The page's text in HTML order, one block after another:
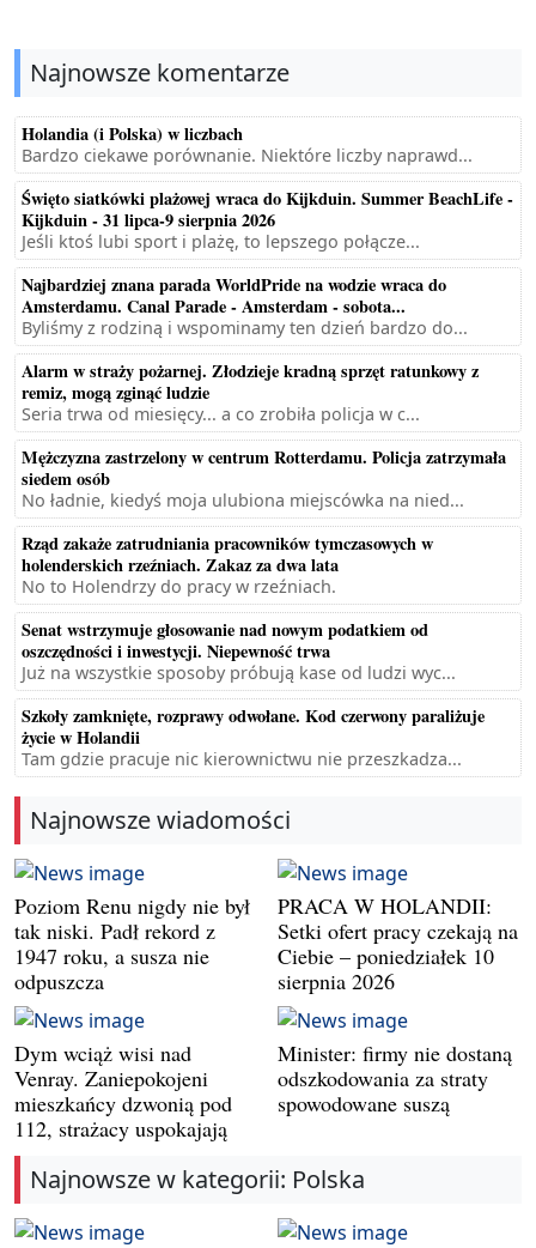
Najnowsze komentarze
Holandia (i Polska) w liczbach
Bardzo ciekawe porównanie. Niektóre liczby naprawd...
Święto siatkówki plażowej wraca do Kijkduin. Summer BeachLife -
Kijkduin - 31 lipca-9 sierpnia 2026
Jeśli ktoś lubi sport i plażę, to lepszego połącze...
Najbardziej znana parada WorldPride na wodzie wraca do
Amsterdamu. Canal Parade - Amsterdam - sobota...
Byliśmy z rodziną i wspominamy ten dzień bardzo do...
Alarm w straży pożarnej. Złodzieje kradną sprzęt ratunkowy z
remiz, mogą zginąć ludzie
Seria trwa od miesięcy... a co zrobiła policja w c...
Mężczyzna zastrzelony w centrum Rotterdamu. Policja zatrzymała
siedem osób
No ładnie, kiedyś moja ulubiona miejscówka na nied...
Rząd zakaże zatrudniania pracowników tymczasowych w
holenderskich rzeźniach. Zakaz za dwa lata
No to Holendrzy do pracy w rzeźniach.
Senat wstrzymuje głosowanie nad nowym podatkiem od
oszczędności i inwestycji. Niepewność trwa
Już na wszystkie sposoby próbują kase od ludzi wyc...
Szkoły zamknięte, rozprawy odwołane. Kod czerwony paraliżuje
życie w Holandii
Tam gdzie pracuje nic kierownictwu nie przeszkadza...
Najnowsze wiadomości
Poziom Renu nigdy nie był
tak niski. Padł rekord z
1947 roku, a susza nie
odpuszcza
PRACA W HOLANDII:
Setki ofert pracy czekają na
Ciebie – poniedziałek 10
sierpnia 2026
Dym wciąż wisi nad
Venray. Zaniepokojeni
mieszkańcy dzwonią pod
112, strażacy uspokajają
Minister: firmy nie dostaną
odszkodowania za straty
spowodowane suszą
Najnowsze w kategorii: Polska